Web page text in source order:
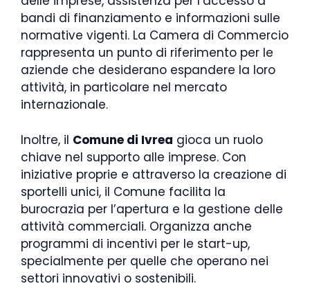
bandi di finanziamento e informazioni sulle
normative vigenti. La Camera di Commercio
rappresenta un punto di riferimento per le
aziende che desiderano espandere la loro
attività, in particolare nel mercato
internazionale.
Inoltre, il Comune di Ivrea gioca un ruolo
chiave nel supporto alle imprese. Con
iniziative proprie e attraverso la creazione di
sportelli unici, il Comune facilita la
burocrazia per l’apertura e la gestione delle
attività commerciali. Organizza anche
programmi di incentivi per le start-up,
specialmente per quelle che operano nei
settori innovativi o sostenibili.